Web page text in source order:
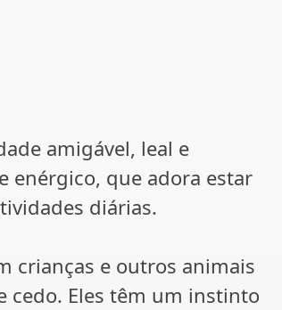
amigável, leal e
enérgico, que adora estar
diárias.
crianças e outros animais
cedo. Eles têm um instinto